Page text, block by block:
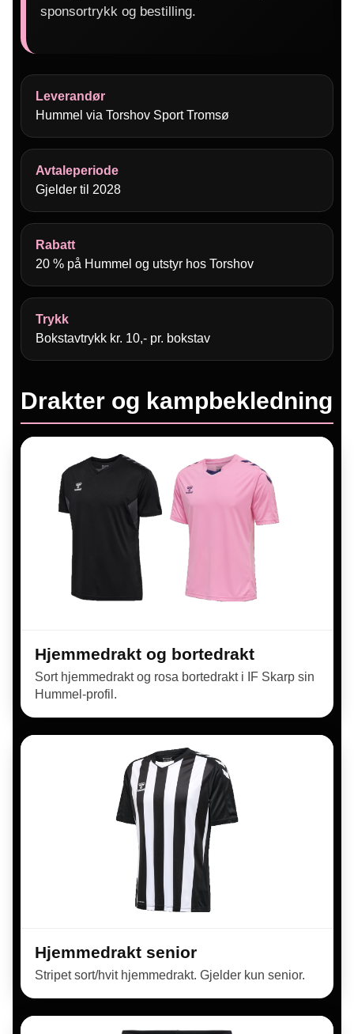
sponsortrykk og bestilling.
Leverandør
Hummel via Torshov Sport Tromsø
Avtaleperiode
Gjelder til 2028
Rabatt
20 % på Hummel og utstyr hos Torshov
Trykk
Bokstavtrykk kr. 10,- pr. bokstav
Drakter og kampbekledning
Hjemmedrakt og bortedrakt
Sort hjemmedrakt og rosa bortedrakt i IF Skarp sin
Hummel-profil.
Hjemmedrakt senior
Stripet sort/hvit hjemmedrakt. Gjelder kun senior.